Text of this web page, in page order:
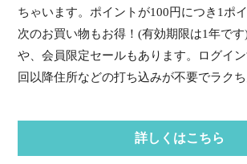
ちゃいます。ポイントが100円につき1ポ
次のお買い物もお得！(有効期限は1年で
や、会員限定セールもあります。ログイ
回以降住所などの打ち込みが不要でラクち
詳しくはこちら